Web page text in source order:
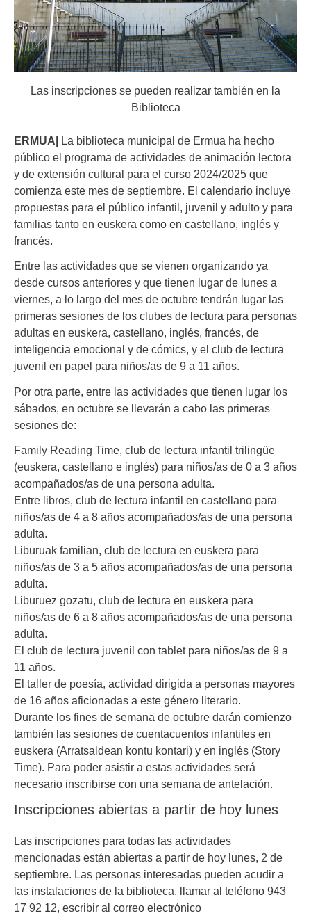
Las inscripciones se pueden realizar también en la
Biblioteca
ERMUA|
La biblioteca municipal de Ermua ha hecho
público el programa de actividades de animación lectora
y de extensión cultural para el curso 2024/2025 que
comienza este mes de septiembre. El calendario incluye
propuestas para el público infantil, juvenil y adulto y para
familias tanto en euskera como en castellano, inglés y
francés.
Entre las actividades que se vienen organizando ya
desde cursos anteriores y que tienen lugar de lunes a
viernes, a lo largo del mes de octubre tendrán lugar las
primeras sesiones de los clubes de lectura para personas
adultas en euskera, castellano, inglés, francés, de
inteligencia emocional y de cómics, y el club de lectura
juvenil en papel para niños/as de 9 a 11 años.
Por otra parte, entre las actividades que tienen lugar los
sábados, en octubre se llevarán a cabo las primeras
sesiones de:
Family Reading Time, club de lectura infantil trilingüe
(euskera, castellano e inglés) para niños/as de 0 a 3 años
acompañados/as de una persona adulta.
Entre libros, club de lectura infantil en castellano para
niños/as de 4 a 8 años acompañados/as de una persona
adulta.
Liburuak familian, club de lectura en euskera para
niños/as de 3 a 5 años acompañados/as de una persona
adulta.
Liburuez gozatu, club de lectura en euskera para
niños/as de 6 a 8 años acompañados/as de una persona
adulta.
El club de lectura juvenil con tablet para niños/as de 9 a
11 años.
El taller de poesía, actividad dirigida a personas mayores
de 16 años aficionadas a este género literario.
Durante los fines de semana de octubre darán comienzo
también las sesiones de cuentacuentos infantiles en
euskera (Arratsaldean kontu kontari) y en inglés (Story
Time). Para poder asistir a estas actividades será
necesario inscribirse con una semana de antelación.
Inscripciones abiertas a partir de hoy lunes
Las inscripciones para todas las actividades
mencionadas están abiertas a partir de hoy lunes, 2 de
septiembre. Las personas interesadas pueden acudir a
las instalaciones de la biblioteca, llamar al teléfono 943
17 92 12, escribir al correo electrónico